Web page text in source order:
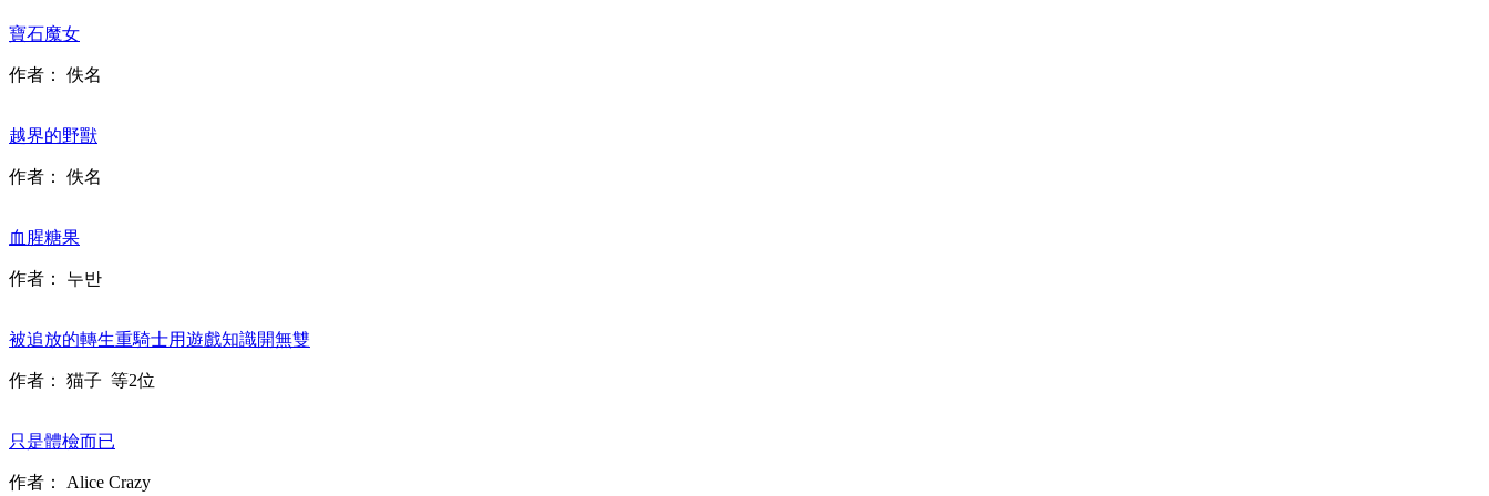
寶石魔女
作者： 佚名
越界的野獸
作者： 佚名
血腥糖果
作者： 누반
被追放的轉生重騎士用遊戲知識開無雙
作者： 猫子 等2位
只是體檢而已
作者： Alice Crazy